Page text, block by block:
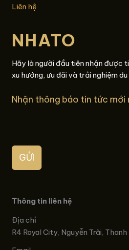
Liên hệ
NHATO
Hãy là người đầu tiên nhận được
xu hướng, ưu đãi và trải nghiệm
Nhận thông báo tin tức mới
GỬI
Thông tin liên hệ
Địa chỉ
R4 Royal City, Nguyễn Trãi, Thanh